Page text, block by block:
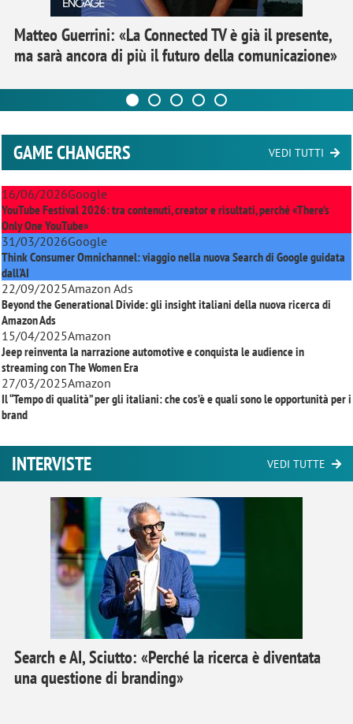
Matteo Guerrini: «La Connected TV è già il presente,
ma sarà ancora di più il futuro della comunicazione»
GAME CHANGERS VEDI TUTTI
16/06/2026Google
YouTube Festival 2026: tra contenuti, creator e risultati, perché «There’s
Only One YouTube»
31/03/2026Google
Think Consumer Omnichannel: viaggio nella nuova Search di Google guidata
dall'AI
22/09/2025Amazon Ads
Beyond the Generational Divide: gli insight italiani della nuova ricerca di
Amazon Ads
15/04/2025Amazon
Jeep reinventa la narrazione automotive e conquista le audience in
streaming conThe Women Era
27/03/2025Amazon
Il “Tempo di qualità” per gli italiani: che cos’è e quali sono le opportunità per i
brand
INTERVISTE VEDI TUTTE
Search e AI, Sciutto: «Perché la ricerca è diventata
una questione di branding»